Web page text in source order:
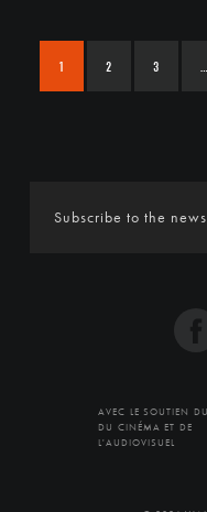
1 2 3
AVEC LE SOUTIEN
DU CINÉMA ET DE
L'AUDIOVISUEL